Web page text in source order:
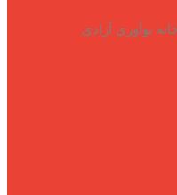
نوآوری آزادی